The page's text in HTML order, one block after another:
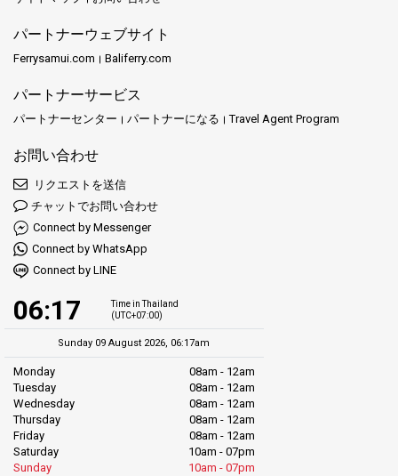
パートナーウェブサイト
Ferrysamui.com Baliferry.com
パートナーサービス
パートナーセンター パートナーになる Travel Agent Program
お問い合わせ
リクエストを送信
チャットでお問い合わせ
Connect by Messenger
Connect by WhatsApp
Connect by LINE
06:17
Time in Thailand
(UTC+07:00)
Sunday 09 August 2026, 06:17am
Monday
08am - 12am
Tuesday
08am - 12am
Wednesday
08am - 12am
Thursday
08am - 12am
Friday
08am - 12am
Saturday
10am - 07pm
Sunday
10am - 07pm